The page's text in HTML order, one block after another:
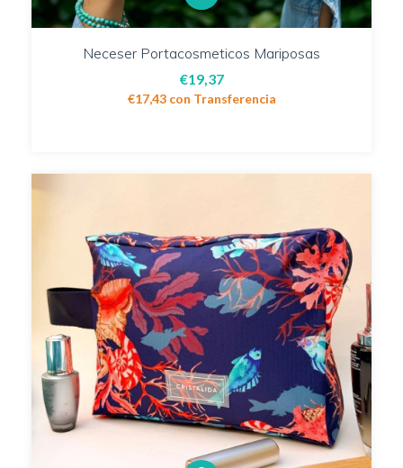
Neceser Portacosmeticos Mariposas
€19,37
€17,43 con Transferencia